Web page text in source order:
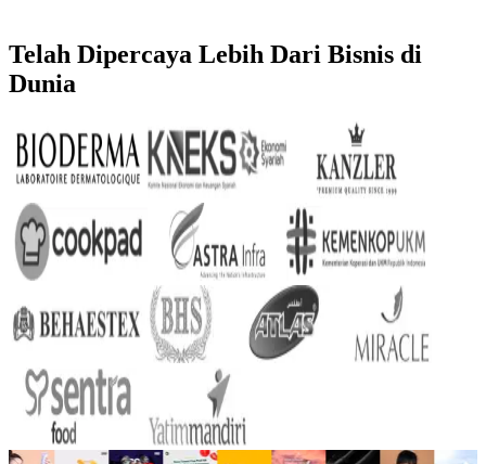
Telah Dipercaya Lebih Dari Bisnis di
Dunia